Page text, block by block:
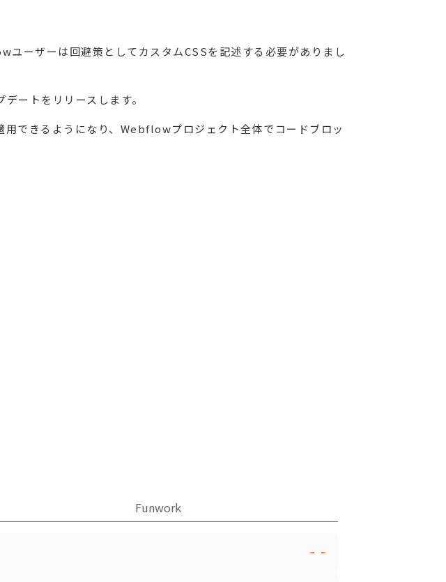
ーザーは回避策としてカスタムCSSを記述する必要がありまし
ートをリリースします。
できるようになり、Webflowプロジェクト全体でコードブロッ
Funwork